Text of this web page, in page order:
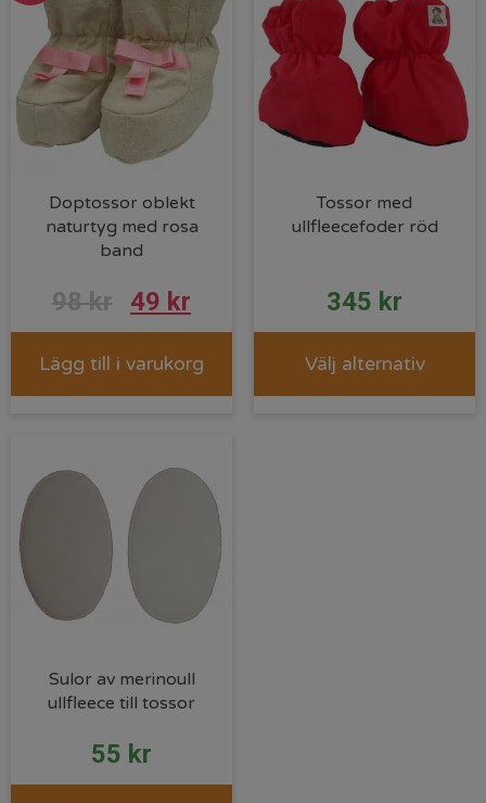
Doptossor oblekt
naturtyg med rosa
band
98kr
Det
ursprungliga
priset
49 kr
nuvarande
priset
Lägg till i varukorg
Tossor med
ullfleecefoder röd
345 kr
Välj alternativ
Sulor av merinoull
ullfleece till tossor
55 kr